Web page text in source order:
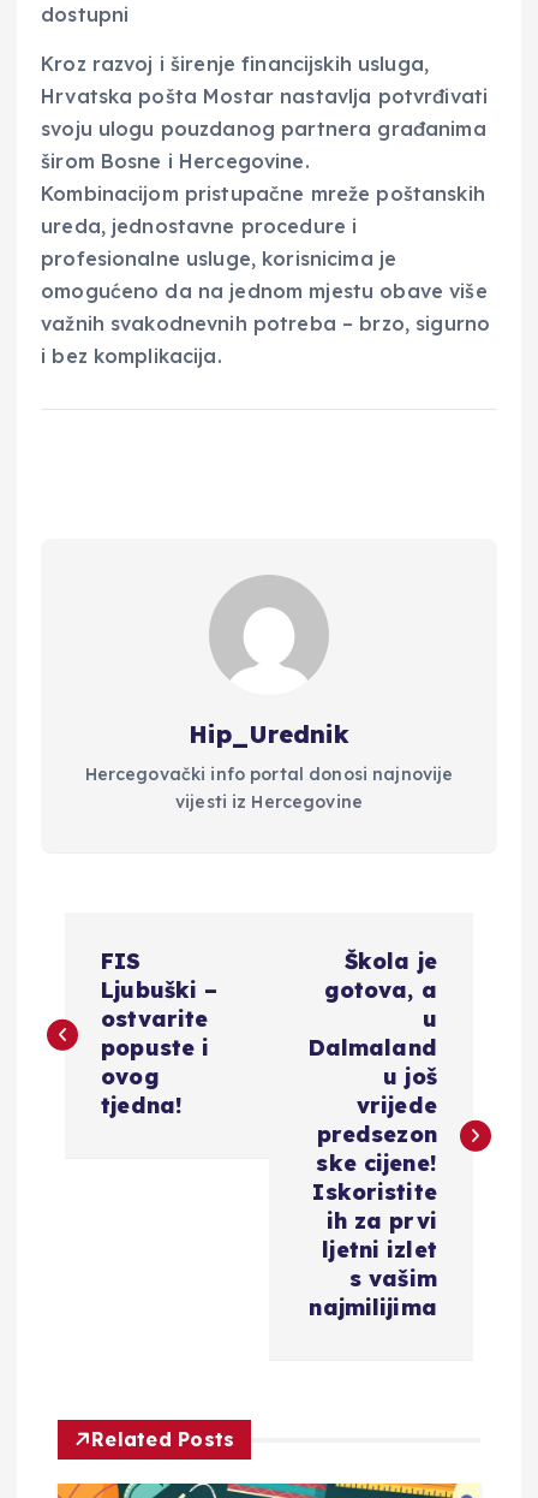
dostupni
Kroz razvoj i širenje financijskih usluga,
Hrvatska pošta Mostar nastavlja potvrđivati
svoju ulogu pouzdanog partnera građanima
širom Bosne i Hercegovine.
Kombinacijom pristupačne mreže poštanskih
ureda, jednostavne procedure i
profesionalne usluge, korisnicima je
omogućeno da na jednom mjestu obave više
važnih svakodnevnih potreba – brzo, sigurno
i bez komplikacija.
Hip_Urednik
Hercegovački info portal donosi najnovije
vijesti iz Hercegovine
v
a
FIS
Ljubuški –
ostvarite
popuste i
ovog
tjedna!
Škola je
gotova, a
u
Dalmaland
u još
vrijede
predsezon
ske cijene!
Iskoristite
ih za prvi
ljetni izlet
s vašim
najmilijima
Related Posts